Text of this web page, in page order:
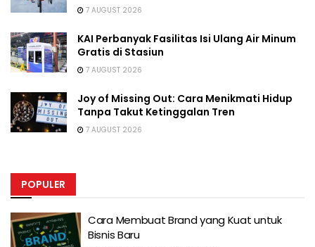
7 AUGUST 2026
KAI Perbanyak Fasilitas Isi Ulang Air Minum
Gratis di Stasiun
7 AUGUST 2026
Joy of Missing Out: Cara Menikmati Hidup
Tanpa Takut Ketinggalan Tren
7 AUGUST 2026
POPULER
Cara Membuat Brand yang Kuat untuk
Bisnis Baru